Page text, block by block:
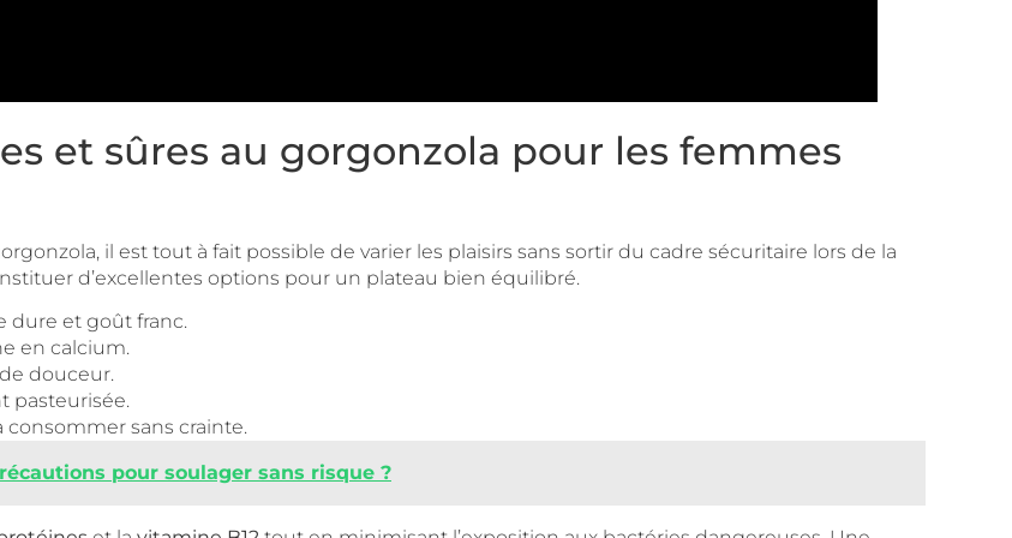
et sûres au gorgonzola pour les femmes
il est tout à fait possible de varier les plaisirs sans sortir du cadre sécuritaire lors de la
d’excellentes options pour un plateau bien équilibré.
dure et goût franc.
en calcium.
douceur.
pasteurisée.
consommer sans crainte.
pour soulager sans risque ?